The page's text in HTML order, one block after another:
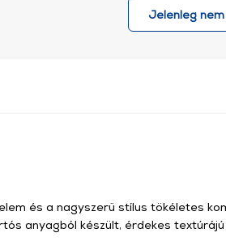
Jelenleg
és a nagyszerű stílus tökéletes
anyagból készült, érdekes